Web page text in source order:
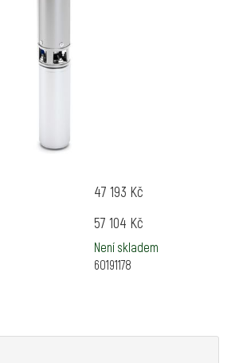
47 193 Kč
57 104 Kč
Není skladem
60191178